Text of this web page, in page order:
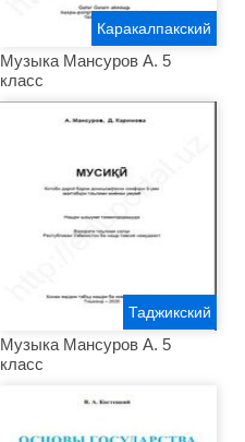
Музыка Мансуров А. 5
класс
Каракалпакский
Музыка Мансуров А. 5
класс
Таджикский